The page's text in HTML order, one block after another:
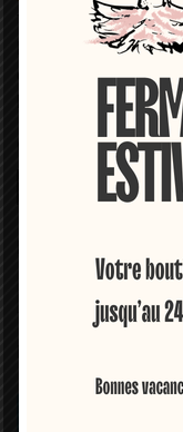
Embouts pour
chez BLOCH, gel
bien les orteils,